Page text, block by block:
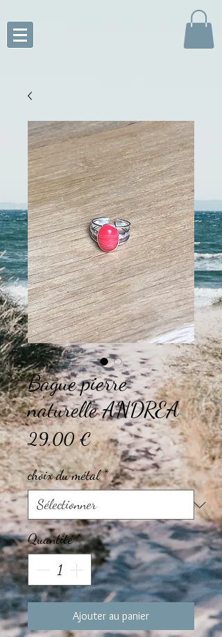
Bague pierre
naturelle ANDREA
29,00 €Prix
choix du métal*
Quantité*
Ajouter au panier